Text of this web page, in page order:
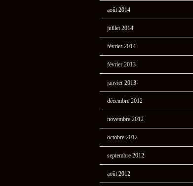
août 2014
juillet 2014
février 2014
février 2013
janvier 2013
décembre 2012
novembre 2012
octobre 2012
septembre 2012
août 2012